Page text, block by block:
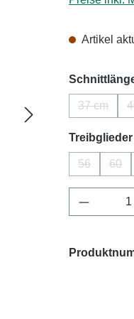
Artikel
37 cm
(Diese
Treibglieder
56
(Diese
60